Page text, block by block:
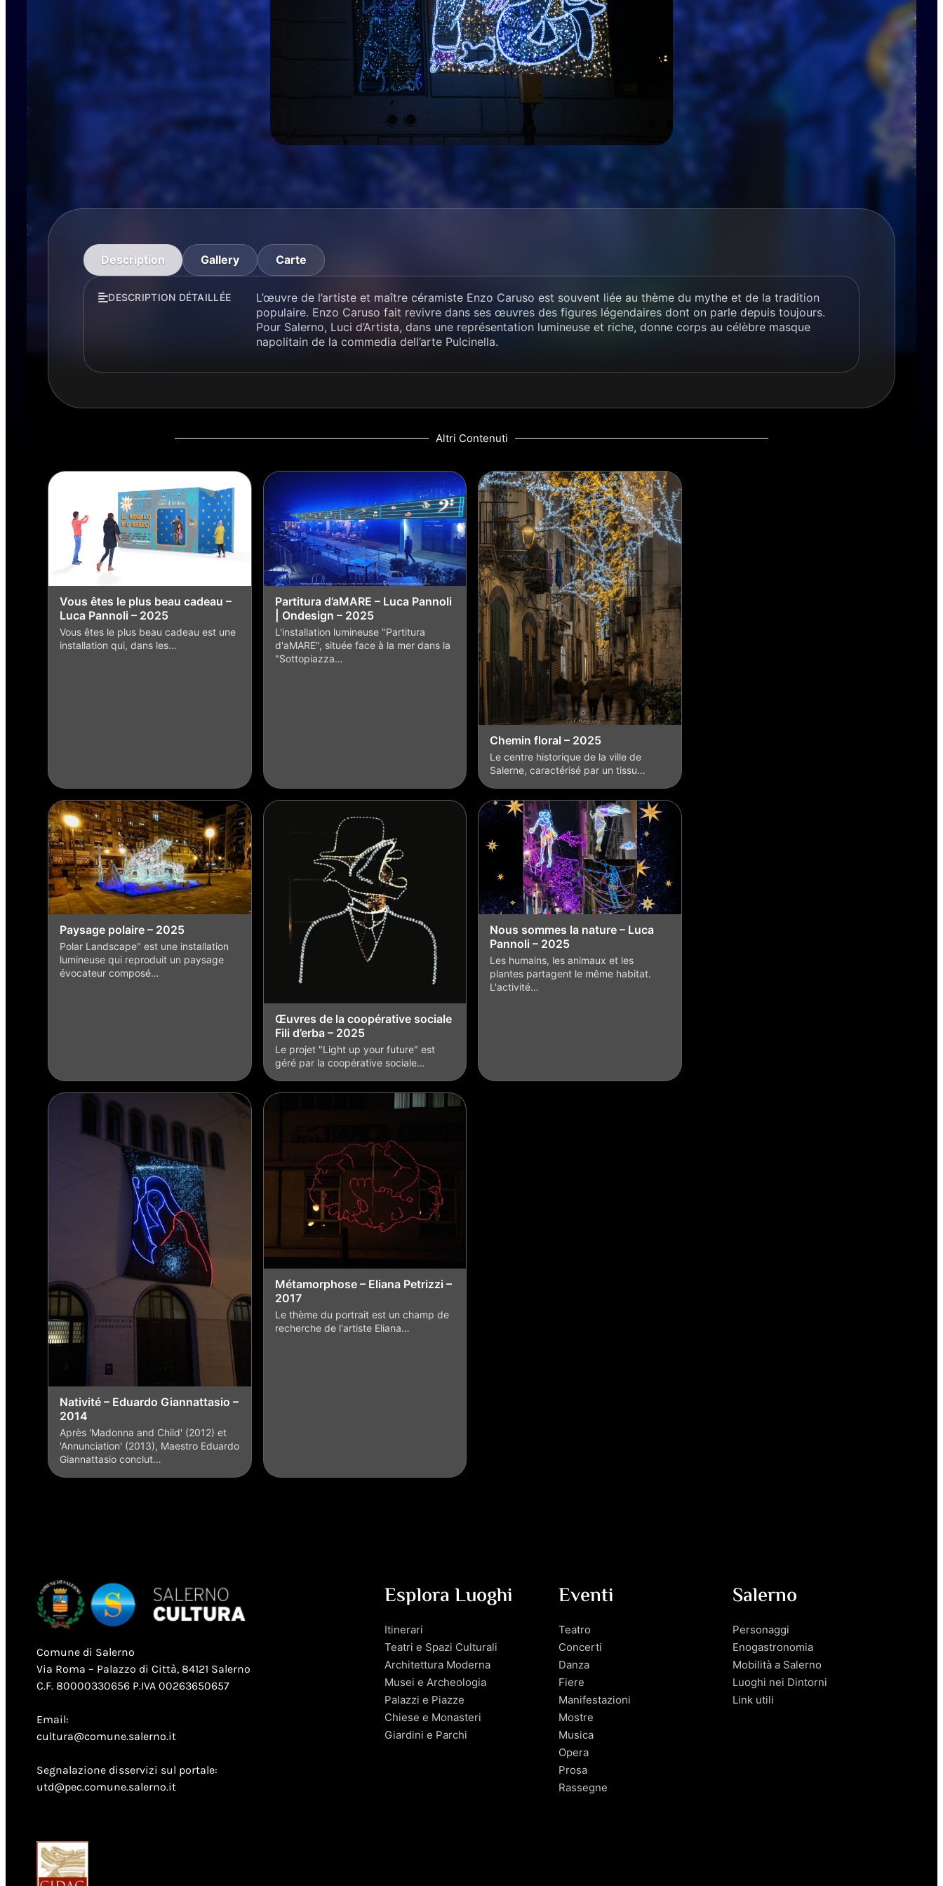
Description Gallery Carte
DESCRIPTION DÉTAILLÉE
L’œuvre de l’artiste et maître céramiste Enzo Caruso est souvent liée au thème du mythe et de la tradition
populaire. Enzo Caruso fait revivre dans ses œuvres des figures légendaires dont on parle depuis toujours.
Pour Salerno, Luci d’Artista, dans une représentation lumineuse et riche, donne corps au célèbre masque
napolitain de la commedia dell’arte Pulcinella.
Altri Contenuti
Vous êtes le plus beau cadeau –
Luca Pannoli – 2025
Vous êtes le plus beau cadeau est une
installation qui, dans les…
Partitura d’aMARE – Luca Pannoli
| Ondesign – 2025
L'installation lumineuse "Partitura
d'aMARE", située face à la mer dans la
"Sottopiazza…
Chemin floral – 2025
Le centre historique de la ville de
Salerne, caractérisé par un tissu…
Paysage polaire – 2025
Polar Landscape" est une installation
lumineuse qui reproduit un paysage
évocateur composé…
Œuvres de la coopérative sociale
Fili d’erba – 2025
Le projet "Light up your future" est
géré par la coopérative sociale…
Nous sommes la nature – Luca
Pannoli – 2025
Les humains, les animaux et les
plantes partagent le même habitat.
L'activité…
Nativité – Eduardo Giannattasio –
2014
Après 'Madonna and Child' (2012) et
'Annunciation' (2013), Maestro Eduardo
Giannattasio conclut…
Métamorphose – Eliana Petrizzi –
2017
Le thème du portrait est un champ de
recherche de l'artiste Eliana…
Comune di Salerno
Via Roma – Palazzo di Città, 84121 Salerno
C.F. 80000330656 P.IVA 00263650657
Email:
cultura@comune.salerno.it
Segnalazione disservizi sul portale:
utd@pec.comune.salerno.it
Esplora Luoghi
Itinerari
Teatri e Spazi Culturali
Architettura Moderna
Musei e Archeologia
Palazzi e Piazze
Chiese e Monasteri
Giardini e Parchi
Eventi
Teatro
Concerti
Danza
Fiere
Manifestazioni
Mostre
Musica
Opera
Prosa
Rassegne
Salerno
Personaggi
Enogastronomia
Mobilità a Salerno
Luoghi nei Dintorni
Link utili